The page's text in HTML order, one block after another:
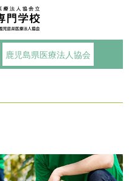
鹿児島県医療法人協会